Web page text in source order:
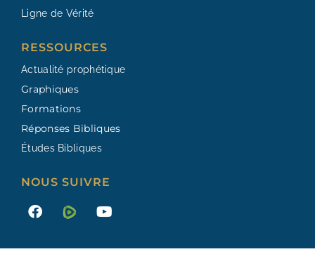
Ligne de Vérité
RESSOURCES​
Actualité prophétique
Graphiques
Formations
Réponses Bibliques
Études Bibliques
NOUS SUIVRE
F
a
e
Y
o
t